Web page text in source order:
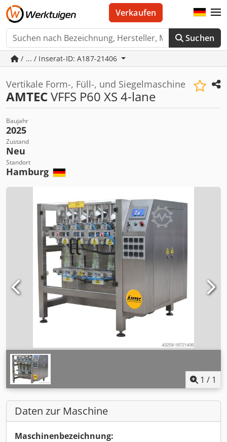
Suchen
Verkaufen
/ ... / Inserat-ID: A187-21406
Vertikale Form-, Füll-, und Siegelmaschine
AMTECVFFS P60 XS 4-lane
Baujahr
2025
Zustand
Neu
Standort
Hamburg
1 / 1
Daten zur Maschine
Maschinenbezeichnung: